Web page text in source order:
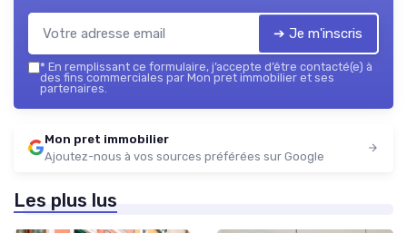
➔ Je m'inscris
* En remplissant ce formulaire, j’accepte d’être contacté(e) à
des fins commerciales par Mon pret immobilier et ses
partenaires.
Mon pret immobilier
Ajoutez-nous à vos sources préférées sur Google
Les plus lus